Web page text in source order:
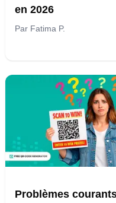
en 2026
Par Fatima P.
Problèmes